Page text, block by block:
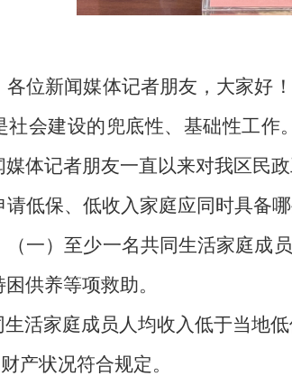
各位新闻媒体记者朋友，大家好
社会建设的兜底性、基础性工
体记者朋友一直以来对我区民
请低保、低收入家庭应同时具备
（一）至少一名共同生活家庭成
供养等项救助。
生活家庭成员人均收入低于当地
产状况符合规定。